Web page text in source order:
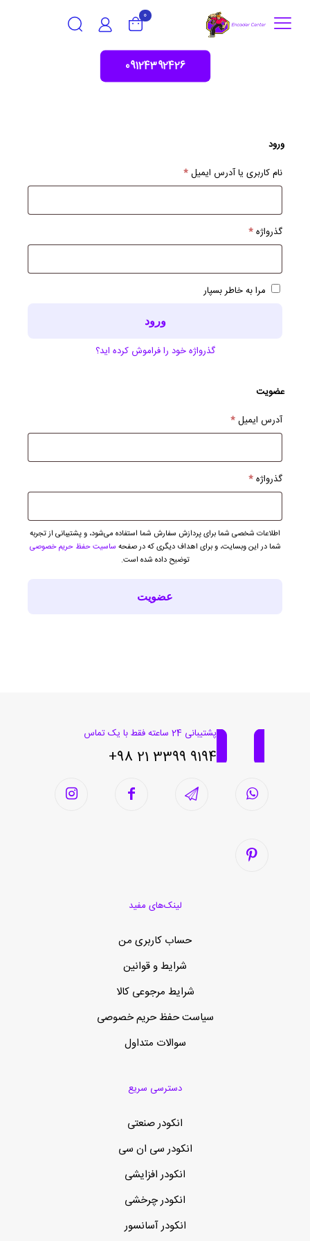
0
09124392426
ورود
نام کاربری یا آدرس ایمیل*الزامی
گذرواژه*الزامی
مرا به خاطر بسپار
ورود
گذرواژه خود را فراموش کرده اید؟
عضویت
آدرس ایمیل*الزامی
گذرواژه*الزامی
اطلاعات شخصی شما برای پردازش سفارش شما استفاده می‌شود، و پشتیبانی از تجربه
شما در این وبسایت، و برای اهداف دیگری که در صفحه ساسیت حفظ حریم خصوصی
توضیح داده شده است.
عضویت
پشتیبانی 24 ساعته فقط با یک تماس
9194 3399 21 98+
لینک‌های مفید
حساب کاربری من
شرایط و قوانین
شرایط مرجوعی کالا
سیاست حفظ حریم خصوصی
سوالات متداول
دسترسی سریع
انکودر صنعتی
انکودر سی ان سی
انکودر افزایشی
انکودر چرخشی
انکودر آسانسور